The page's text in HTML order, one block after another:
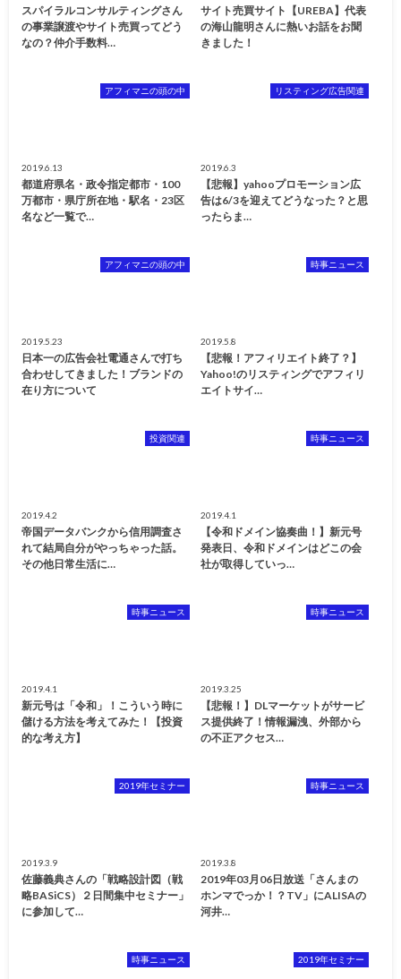
スパイラルコンサルティングさん
の事業譲渡やサイト売買ってどう
なの？仲介手数料…
サイト売買サイト【UREBA】代表
の海山龍明さんに熱いお話をお聞
きました！
アフィマニの頭の中
2019.6.13
都道府県名・政令指定都市・100
万都市・県庁所在地・駅名・23区
名など一覧で…
リスティング広告関連
2019.6.3
【悲報】yahooプロモーション広
告は6/3を迎えてどうなった？と思
ったらま…
アフィマニの頭の中
2019.5.23
日本一の広告会社電通さんで打ち
合わせしてきました！ブランドの
在り方について
時事ニュース
2019.5.8
【悲報！アフィリエイト終了？】
Yahoo!のリスティングでアフィリ
エイトサイ…
投資関連
2019.4.2
帝国データバンクから信用調査さ
れて結局自分がやっちゃった話。
その他日常生活に…
時事ニュース
2019.4.1
【令和ドメイン協奏曲！】新元号
発表日、令和ドメインはどこの会
社が取得していっ…
時事ニュース
2019.4.1
新元号は「令和」！こういう時に
儲ける方法を考えてみた！【投資
的な考え方】
時事ニュース
2019.3.25
【悲報！】DLマーケットがサービ
ス提供終了！情報漏洩、外部から
の不正アクセス…
2019年セミナー
2019.3.9
佐藤義典さんの「戦略設計図（戦
略BASiCS）２日間集中セミナー」
に参加して…
時事ニュース
2019.3.8
2019年03月06日放送「さんまの
ホンマでっか！？TV」にALISAの
河井…
時事ニュース 2019年セミナー